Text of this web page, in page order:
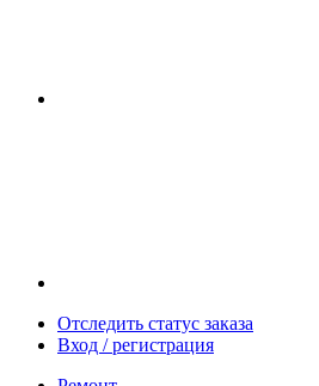
Отследить статус заказа
Вход / регистрация